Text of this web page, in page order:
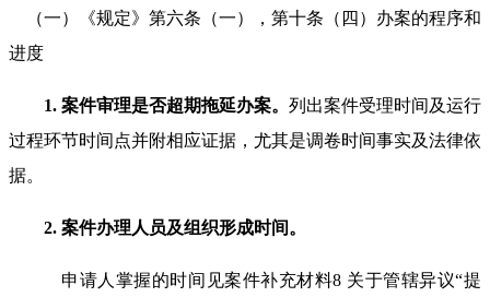
（一）《规定》第六条（一），第十条（四）办案的程序和
进度
1. 案件审理是否超期拖延办案。 列出案件受理时间及运行
过程环节时间点并附相应证据，尤其是调卷时间事实及法律依
据。
2. 案件办理人员及组织形成时间。
申请人掌握的时间见案件补充材料8 关于管辖异议“提